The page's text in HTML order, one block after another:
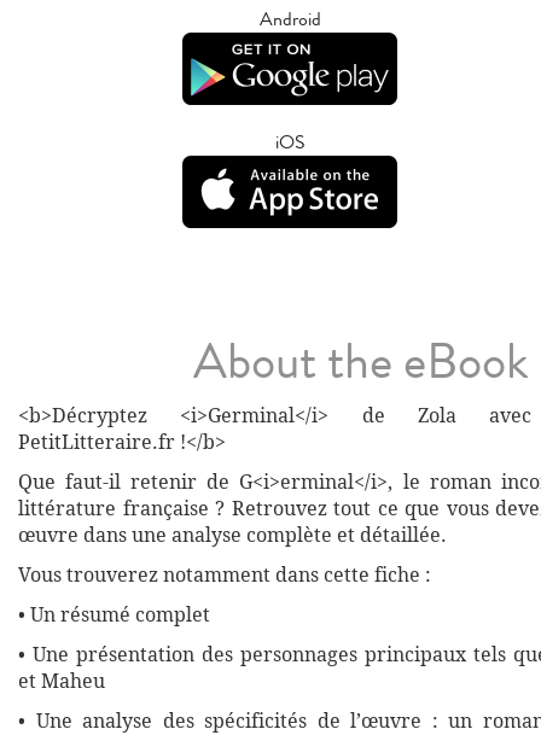
Android
iOS
About the eBook
<b>Décryptez <i>Germinal</i> de Zola
PetitLitteraire.fr !</b>
Que faut-il retenir de G<i>erminal</i>, le roman
littérature française ? Retrouvez tout ce que vous
œuvre dans une analyse complète et détaillée.
Vous trouverez notamment dans cette fiche :
• Un résumé complet
• Une présentation des personnages principaux tels
et Maheu
• Une analyse des spécificités de l’œuvre : un